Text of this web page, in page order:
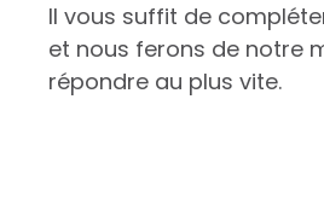
Il vous suffit de
et nous ferons de notre
répondre au plus vite.